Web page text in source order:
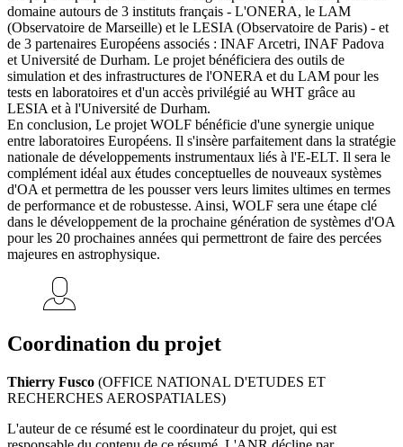
domaine autours de 3 instituts français - L'ONERA, le LAM
(Observatoire de Marseille) et le LESIA (Observatoire de Paris) - et
de 3 partenaires Européens associés : INAF Arcetri, INAF Padova
et Université de Durham. Le projet bénéficiera des outils de
simulation et des infrastructures de l'ONERA et du LAM pour les
tests en laboratoires et d'un accès privilégié au WHT grâce au
LESIA et à l'Université de Durham.
En conclusion, Le projet WOLF bénéficie d'une synergie unique
entre laboratoires Européens. Il s'insère parfaitement dans la stratégie
nationale de développements instrumentaux liés à l'E-ELT. Il sera le
complément idéal aux études conceptuelles de nouveaux systèmes
d'OA et permettra de les pousser vers leurs limites ultimes en termes
de performance et de robustesse. Ainsi, WOLF sera une étape clé
dans le développement de la prochaine génération de systèmes d'OA
pour les 20 prochaines années qui permettront de faire des percées
majeures en astrophysique.
Coordination du projet
Thierry Fusco (OFFICE NATIONAL D'ETUDES ET
RECHERCHES AEROSPATIALES)
L'auteur de ce résumé est le coordinateur du projet, qui est